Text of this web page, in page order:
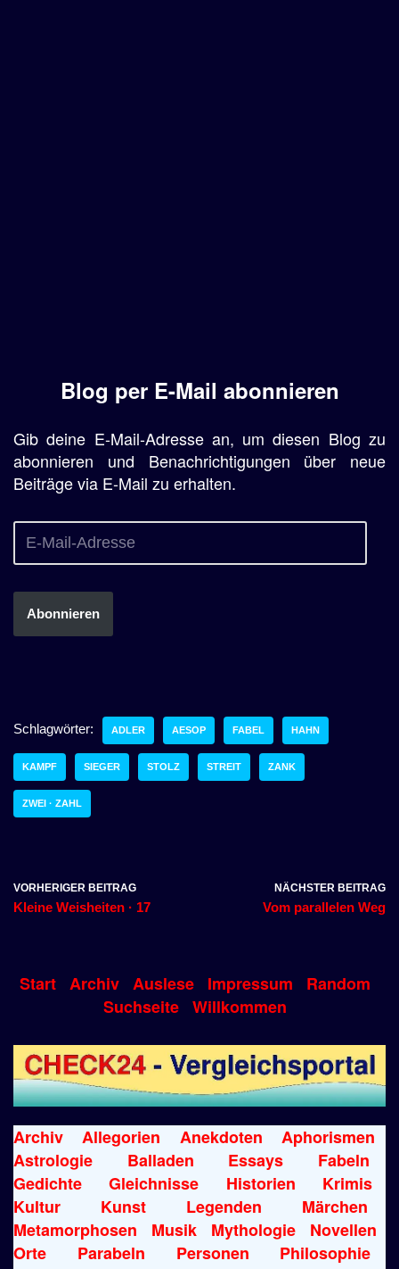
Blog per E-Mail abonnieren
Gib deine E-Mail-Adresse an, um diesen Blog zu
abonnieren und Benachrichtigungen über neue
Beiträge via E-Mail zu erhalten.
Abonnieren
Schlagwörter: ADLER AESOP FABEL HAHN
KAMPF SIEGER STOLZ STREIT ZANK
ZWEI · ZAHL
VORHERIGER BEITRAG
Kleine Weisheiten · 17
NÄCHSTER BEITRAG
Vom parallelen Weg
Start Archiv Auslese Impressum
Random
Suchseite Willkommen
Archiv Allegorien Anekdoten
Aphorismen
Astrologie
Balladen Essays
Fabeln
Gedichte
Gleichnisse Historien
Krimis
Kultur
Kunst Legenden
Märchen
Metamorphosen
Musik Mythologie
Novellen
Orte
Parabeln Personen
Philosophie